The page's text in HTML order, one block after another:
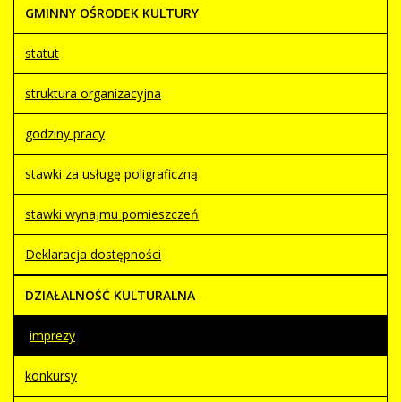
GMINNY OŚRODEK KULTURY
statut
struktura organizacyjna
godziny pracy
stawki za usługę poligraficzną
stawki wynajmu pomieszczeń
Deklaracja dostępności
DZIAŁALNOŚĆ KULTURALNA
imprezy
konkursy